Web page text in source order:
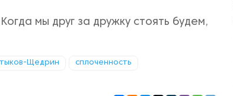
мы друг за дружку стоять будем,
Щедрин сплоченность